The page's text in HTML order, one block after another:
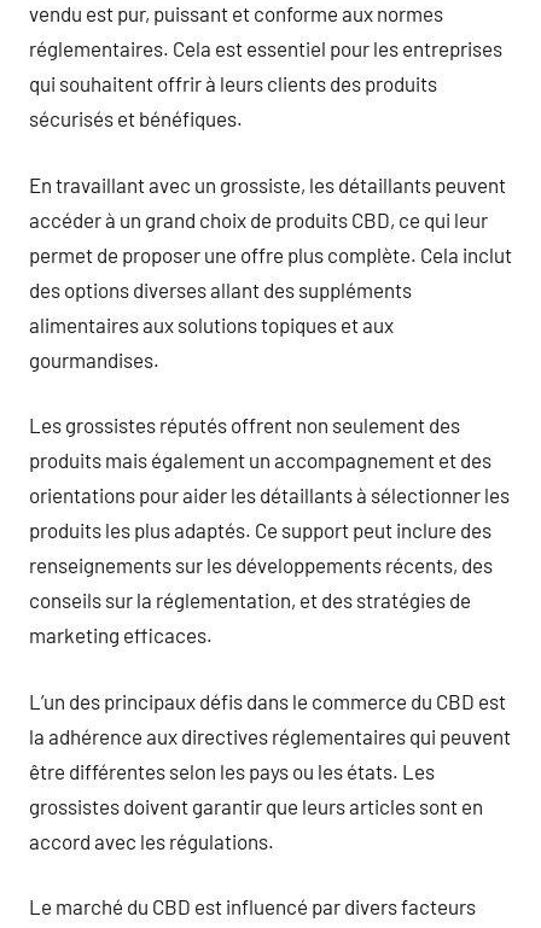
vendu est pur, puissant et conforme aux normes
réglementaires. Cela est essentiel pour les entreprises
qui souhaitent offrir à leurs clients des produits
sécurisés et bénéfiques.
En travaillant avec un grossiste, les détaillants peuvent
accéder à un grand choix de produits CBD, ce qui leur
permet de proposer une offre plus complète. Cela inclut
des options diverses allant des suppléments
alimentaires aux solutions topiques et aux
gourmandises.
Les grossistes réputés offrent non seulement des
produits mais également un accompagnement et des
orientations pour aider les détaillants à sélectionner les
produits les plus adaptés. Ce support peut inclure des
renseignements sur les développements récents, des
conseils sur la réglementation, et des stratégies de
marketing efficaces.
L’un des principaux défis dans le commerce du CBD est
la adhérence aux directives réglementaires qui peuvent
être différentes selon les pays ou les états. Les
grossistes doivent garantir que leurs articles sont en
accord avec les régulations.
Le marché du CBD est influencé par divers facteurs